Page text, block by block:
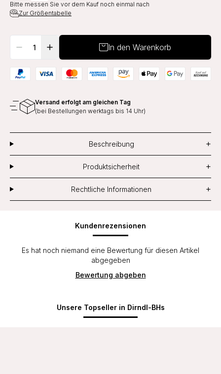
Bitte messen Sie vor dem Kauf noch einmal nach
Zur Größentabelle
In den Warenkorb
Versand erfolgt am gleichen Tag
(bei Bestellungen werktags bis 14 Uhr)
Beschreibung +
Produktsicherheit +
Rechtliche Informationen +
Kundenrezensionen
Es hat noch niemand eine Bewertung für diesen Artikel
abgegeben
Bewertung abgeben
Unsere Topseller in Dirndl-BHs